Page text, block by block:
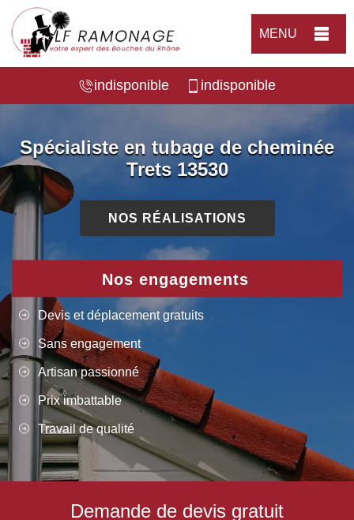
MENU
indisponible indisponible
Spécialiste en tubage de cheminée
Trets 13530
NOS RÉALISATIONS
Nos engagements
Devis et déplacement gratuits
Sans engagement
Artisan passionné
Prix imbattable
Travail de qualité
Demande de devis gratuit